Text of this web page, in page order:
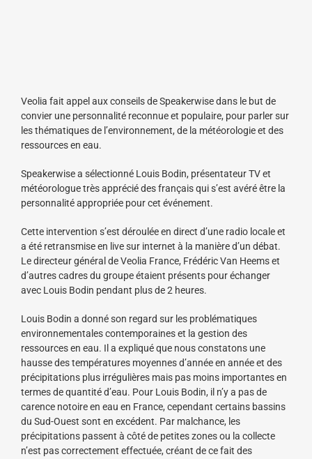
Veolia fait appel aux conseils de Speakerwise dans le but de
convier une personnalité reconnue et populaire, pour parler sur
les thématiques de l’environnement, de la météorologie et des
ressources en eau.
Speakerwise a sélectionné Louis Bodin, présentateur TV et
météorologue très apprécié des français qui s’est avéré être la
personnalité appropriée pour cet événement.
Cette intervention s’est déroulée en direct d’une radio locale et
a été retransmise en live sur internet à la manière d’un débat.
Le directeur général de Veolia France, Frédéric Van Heems et
d’autres cadres du groupe étaient présents pour échanger
avec Louis Bodin pendant plus de 2 heures.
Louis Bodin a donné son regard sur les problématiques
environnementales contemporaines et la gestion des
ressources en eau. Il a expliqué que nous constatons une
hausse des températures moyennes d’année en année et des
précipitations plus irrégulières mais pas moins importantes en
termes de quantité d’eau. Pour Louis Bodin, il n’y a pas de
carence notoire en eau en France, cependant certains bassins
du Sud-Ouest sont en excédent. Par malchance, les
précipitations passent à côté de petites zones ou la collecte
n’est pas correctement effectuée, créant de ce fait des